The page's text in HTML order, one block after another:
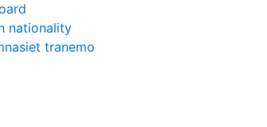
nationality
tranemo